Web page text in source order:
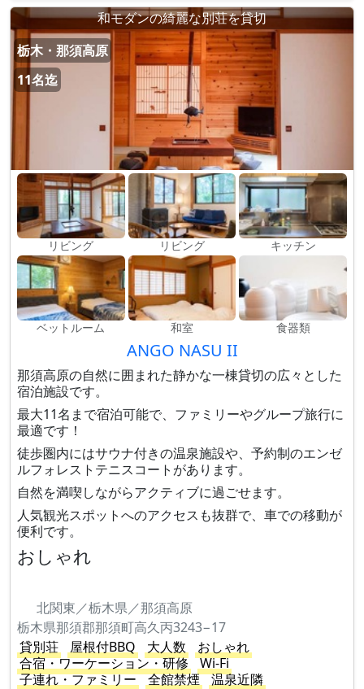
和モダンの綺麗な別荘を貸切
栃木・那須高原
11名迄
リビング リビング キッチン
ベットルーム 和室 食器類
ANGO NASU II
那須高原の自然に囲まれた静かな一棟貸切の広々とした
宿泊施設です。
最大11名まで宿泊可能で、ファミリーやグループ旅行に
最適です！
徒歩圏内にはサウナ付きの温泉施設や、予約制のエンゼ
ルフォレストテニスコートがあります。
自然を満喫しながらアクティブに過ごせます。
人気観光スポットへのアクセスも抜群で、車での移動が
便利です。
おしゃれ
北関東／栃木県／那須高原
栃木県那須郡那須町高久丙3243−17
貸別荘
屋根付BBQ 大人数
おしゃれ
合宿・ワーケーション・研修
Wi-Fi
子連れ・ファミリー
全館禁煙
温泉近隣